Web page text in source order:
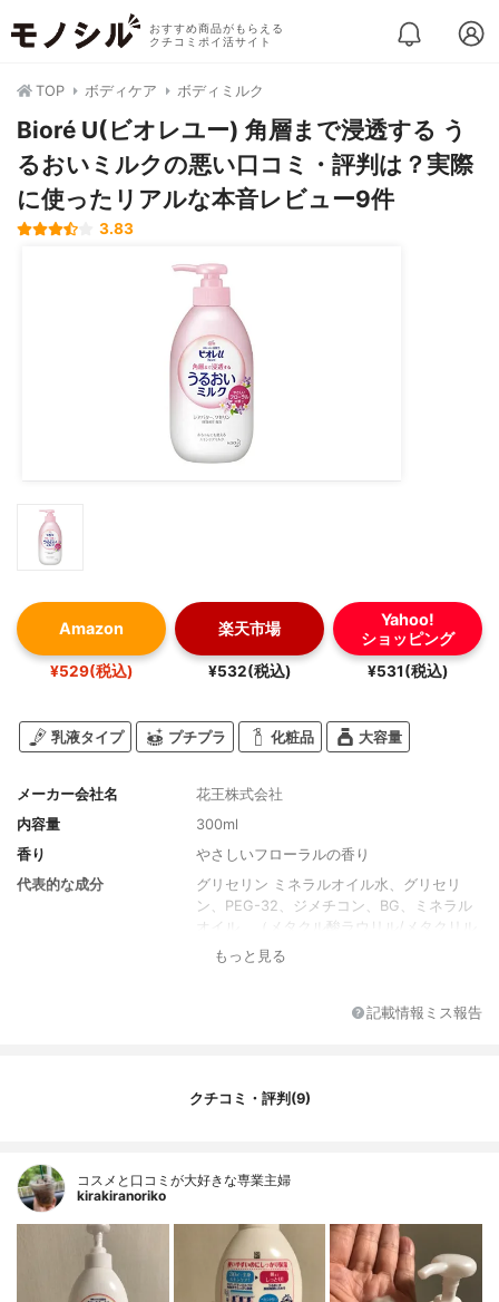
おすすめ商品がもらえる
クチコミポイ活サイト
TOP ボディケア ボディミルク
Bioré U(ビオレユー) 角層まで浸透する う
るおいミルクの悪い口コミ・評判は？実際
に使ったリアルな本音レビュー9件
3.83
Amazon
¥529(税込)
楽天市場
¥532(税込)
Yahoo!
ショッピング
¥531(税込)
乳液タイプ プチプラ 化粧品 大容量
メーカー会社名
花王株式会社
内容量
300ml
香り
やさしいフローラルの香り
代表的な成分
グリセリン ミネラルオイル水、グリセリ
ン、PEG-32、ジメチコン、BG、ミネラル
オイル、（メタクル酸ラウリル/メタクリル
酸Na）クロスポリマー、シア脂、ワセリ
テアロイルグルタミン酸、（アクリレーツ/
K、フェノキシエタノール、メチルパラベ
もっと見る
記載情報ミス報告
クチコミ・評判(9)
コスメと口コミが大好きな専業主婦
kirakiranoriko